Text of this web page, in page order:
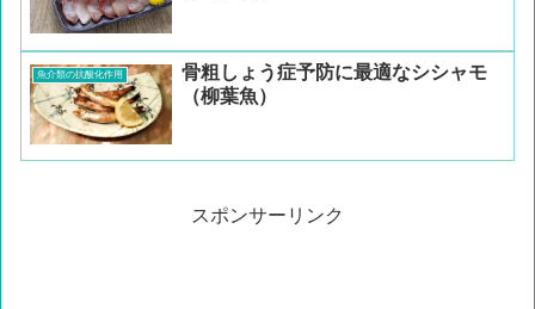
魚介類の抗酸化作用
骨粗しょう症予防に最適なシシャモ
（柳葉魚）
スポンサーリンク